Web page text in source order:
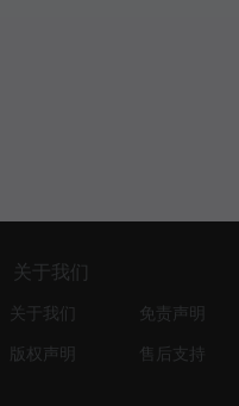
关于我们
关于我们
免责声明
版权声明
售后支持